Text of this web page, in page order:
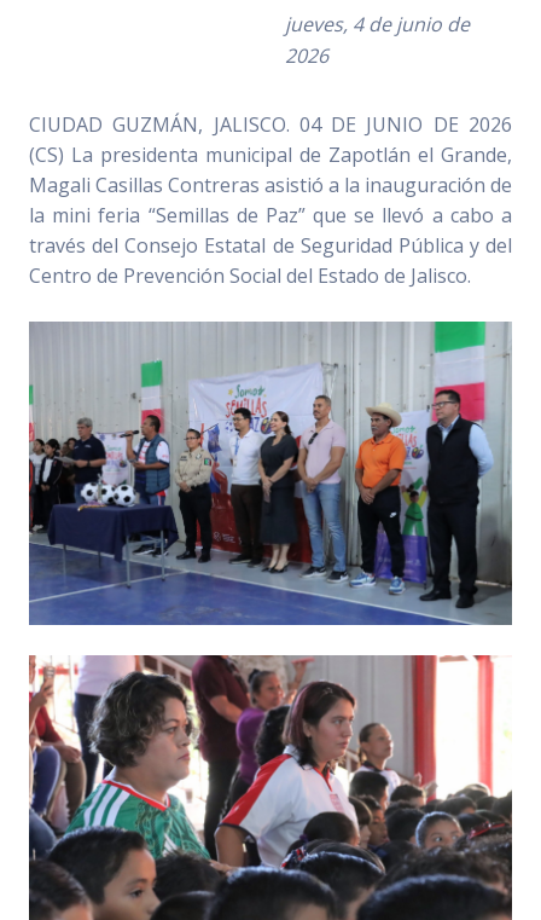
jueves, 4 de junio de
2026
CIUDAD GUZMÁN, JALISCO. 04 DE JUNIO DE 2026
(CS) La presidenta municipal de Zapotlán el Grande,
Magali Casillas Contreras asistió a la inauguración de
la mini feria “Semillas de Paz” que se llevó a cabo a
través del Consejo Estatal de Seguridad Pública y del
Centro de Prevención Social del Estado de Jalisco.